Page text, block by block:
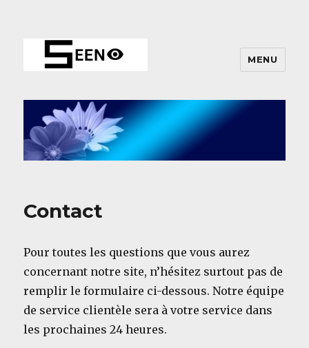
MENU
Contact
Pour toutes les questions que vous aurez
concernant notre site, n’hésitez surtout pas de
remplir le formulaire ci-dessous. Notre équipe
de service clientèle sera à votre service dans
les prochaines 24 heures.